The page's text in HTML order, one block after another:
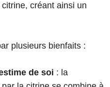
créant ainsi un
plusieurs bienfaits :
de soi : la